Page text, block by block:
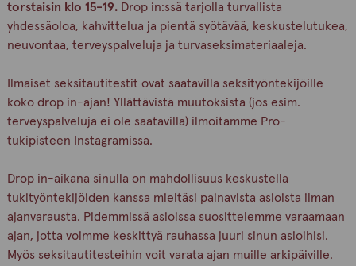
torstaisin klo 15-19. Drop in:ssä tarjolla turvallista
yhdessäoloa, kahvittelua ja pientä syötävää, keskustelutukea,
neuvontaa, terveyspalveluja ja turvaseksimateriaaleja.
Ilmaiset seksitautitestit ovat saatavilla seksityöntekijöille
koko drop in-ajan! Yllättävistä muutoksista (jos esim.
terveyspalveluja ei ole saatavilla) ilmoitamme Pro-
tukipisteen Instagramissa.
Drop in-aikana sinulla on mahdollisuus keskustella
tukityöntekijöiden kanssa mieltäsi painavista asioista ilman
ajanvarausta. Pidemmissä asioissa suosittelemme varaamaan
ajan, jotta voimme keskittyä rauhassa juuri sinun asioihisi.
Myös seksitautitesteihin voit varata ajan muille arkipäiville.